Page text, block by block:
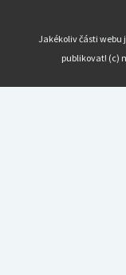
Jakékoliv části webu
publikovat! (c)